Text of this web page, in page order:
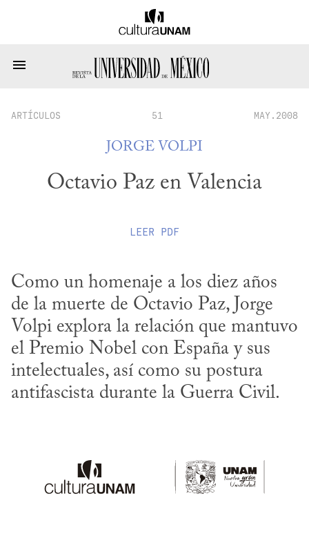
ARTÍCULOS 51 MAY.2008
JORGE VOLPI
Octavio Paz en Valencia
LEER PDF
Como un homenaje a los diez años
de la muerte de Octavio Paz, Jorge
Volpi explora la relación que mantuvo
el Premio Nobel con España y sus
intelectuales, así como su postura
antifascista durante la Guerra Civil.